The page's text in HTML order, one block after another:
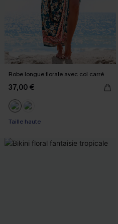
Robe longue florale avec col carré
37,00 €
Taille haute